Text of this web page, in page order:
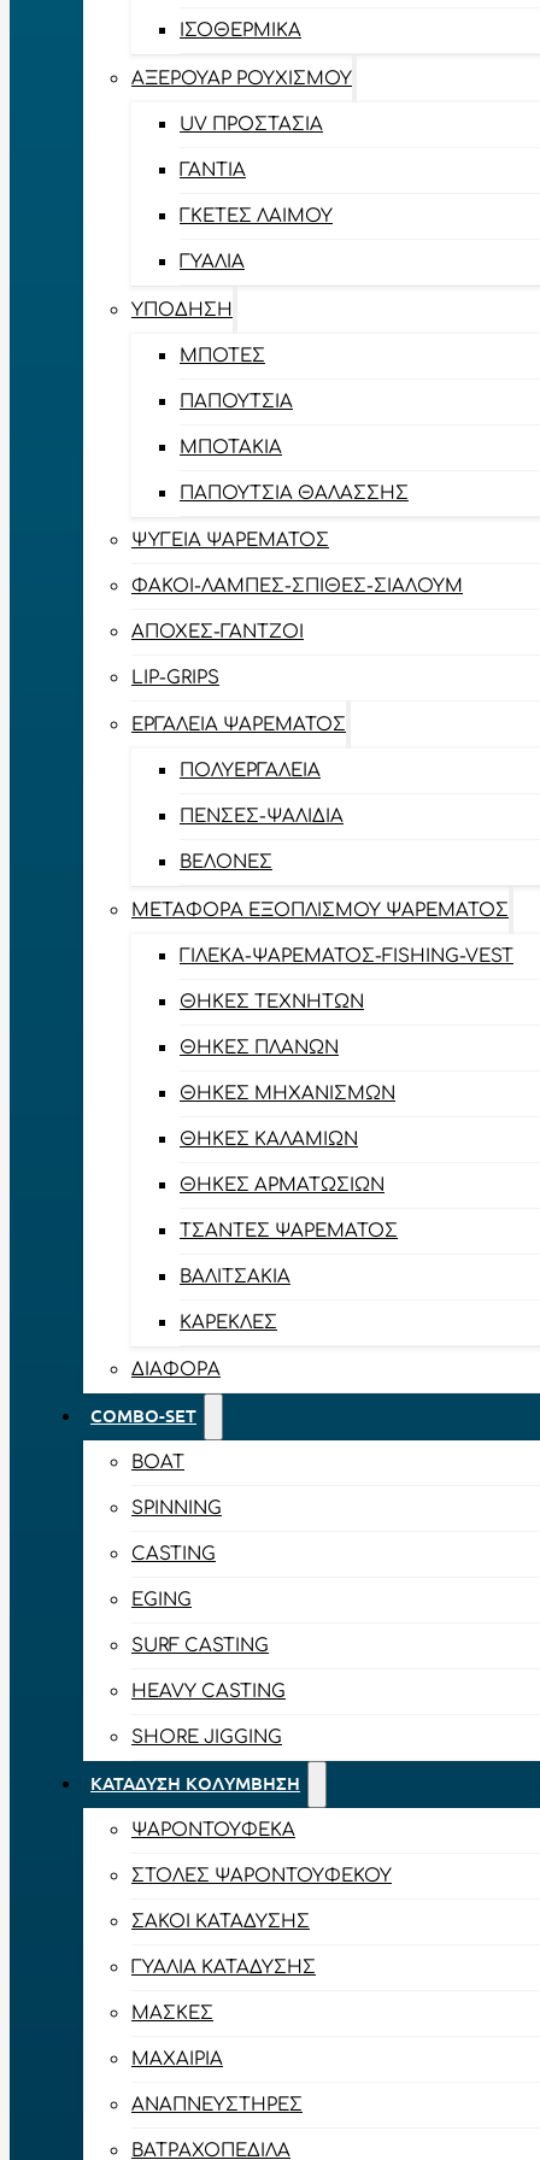
ΙΣΟΘΕΡΜΙΚΆ
ΑΞΕΡΟΥΆΡ ΡΟΥΧΙΣΜΟΎ
UV ΠΡΟΣΤΑΣΊΑ
ΓΆΝΤΙΑ
ΓΚΈΤΕΣ ΛΑΊΜΟΥ
ΓΥΑΛΙΆ
ΥΠΌΔΗΣΗ
ΜΠΌΤΕΣ
ΠΑΠΟΎΤΣΙΑ
ΜΠΟΤΆΚΙΑ
ΠΑΠΟΎΤΣΙΑ ΘΑΛΆΣΣΗΣ
ΨΥΓΕΊΑ ΨΑΡΈΜΑΤΟΣ
ΦΑΚΟΊ-ΛΆΜΠΕΣ-ΣΠΊΘΕΣ-ΣΊΑΛΟΥΜ
ΑΠΌΧΕΣ-ΓΆΝΤΖΟΙ
LIP-GRIPS
EΡΓΑΛΕΊΑ ΨΑΡΈΜΑΤΟΣ
ΠΟΛΥΕΡΓΑΛΕΊΑ
ΠΈΝΣΕΣ-ΨΑΛΊΔΙΑ
ΒΕΛΌΝΕΣ
ΜΕΤΑΦΟΡΆ ΕΞΟΠΛΙΣΜΟΎ ΨΑΡΈΜΑΤΟΣ
ΓΙΛΈΚΑ-ΨΑΡΈΜΑΤΟΣ-FISHING-VEST
ΘΉΚΕΣ ΤΕΧΝΗΤΏΝ
ΘΉΚΕΣ ΠΛΆΝΩΝ
ΘΉΚΕΣ ΜΗΧΑΝΙΣΜΏΝ
ΘΉΚΕΣ ΚΑΛΑΜΙΏΝ
ΘΉΚΕΣ ΑΡΜΑΤΩΣΙΏΝ
ΤΣΆΝΤΕΣ ΨΑΡΈΜΑΤΟΣ
ΒΑΛΙΤΣΆΚΙΑ
ΚΑΡΈΚΛΕΣ
ΔΙΆΦΟΡΑ
COMBO-SET
BOAT
SPINNING
CASTING
EGING
SURF CASTING
HEAVY CASTING
SHORE JIGGING
ΚΑΤΆΔΥΣΗ ΚΟΛΎΜΒΗΣΗ
ΨΑΡΟΝΤΟΎΦΕΚΑ
ΣΤΟΛΈΣ ΨΑΡΟΝΤΟΎΦΕΚΟΥ
ΣΆΚΟΙ ΚΑΤΆΔΥΣΗΣ
ΓΥΑΛΙΆ ΚΑΤΆΔΥΣΗΣ
ΜΆΣΚΕΣ
ΜΑΧΑΊΡΙΑ
ΑΝΑΠΝΕΥΣΤΉΡΕΣ
ΒΑΤΡΑΧΟΠΈΔΙΛΑ